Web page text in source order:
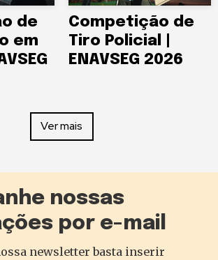
de
em
Competição de
Tiro Policial |
ENAVSEG 2026
Ver mais
nossas
por e-mail
newsletter basta inserir